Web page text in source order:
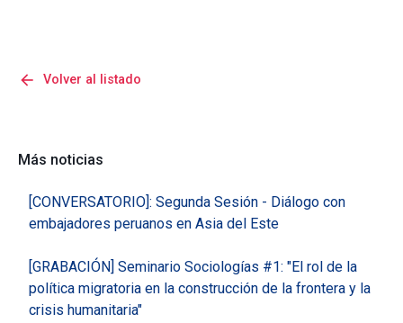
arrow_back Volver al listado
Más noticias
[CONVERSATORIO]: Segunda Sesión - Diálogo con
embajadores peruanos en Asia del Este
[GRABACIÓN] Seminario Sociologías #1: "El rol de la
política migratoria en la construcción de la frontera y la
crisis humanitaria"